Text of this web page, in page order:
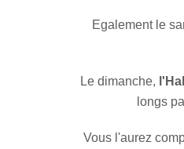
Egalement le
Le dimanche,
longs
Vous l'aurez